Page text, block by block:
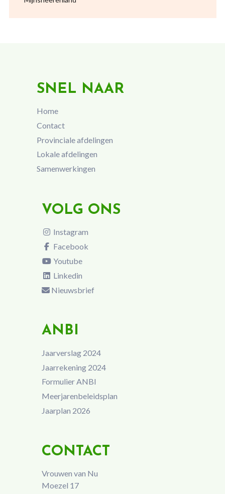
SNEL NAAR
Home
Contact
Provinciale afdelingen
Lokale afdelingen
Samenwerkingen
VOLG ONS
Instagram
Facebook
Youtube
Linkedin
Nieuwsbrief
ANBI
Jaarverslag 2024
Jaarrekening 2024
Formulier ANBI
Meerjarenbeleidsplan
Jaarplan 2026
CONTACT
Vrouwen van Nu
Moezel 17